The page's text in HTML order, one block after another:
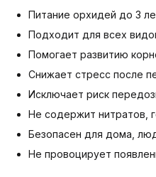
Питание орхидей до 3
Подходит для всех
Помогает развитию
Снижает стресс после
Исключает риск
Не содержит нитратов,
Безопасен для дома,
Не провоцирует